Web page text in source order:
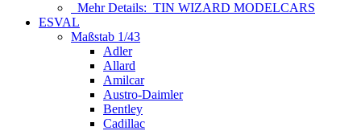
Mehr Details: TIN WIZARD MODELCARS
ESVAL
Maßstab 1/43
Adler
Allard
Amilcar
Austro-Daimler
Bentley
Cadillac